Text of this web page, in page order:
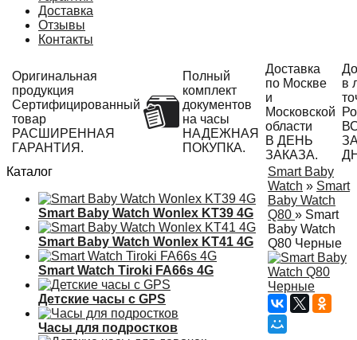
Доставка
Отзывы
Контакты
Оригинальная
продукция
Сертифицированный
товар
РАСШИРЕННАЯ
ГАРАНТИЯ.
Полный
комплект
документов
на часы
НАДЕЖНАЯ
ПОКУПКА.
Доставка
по Москве
и
Московской
области
В ДЕНЬ
ЗАКАЗА.
в
Каталог
Smart Baby Watch Wonlex KT39 4G
Smart Baby Watch Wonlex KT41 4G
Smart Watch Tiroki FA66s 4G
Детские часы с GPS
Часы для подростков
Smart Baby
Watch » Smart
Baby Watch
Q80 » Smart
Baby Watch
Q80 Черные